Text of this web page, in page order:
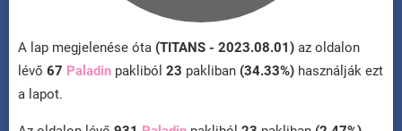
A lap megjelenése óta (TITANS - 2023.08.01) az oldalon
lévő 67 Paladin pakliból 23 pakliban (34.33%) használják ezt
a lapot.